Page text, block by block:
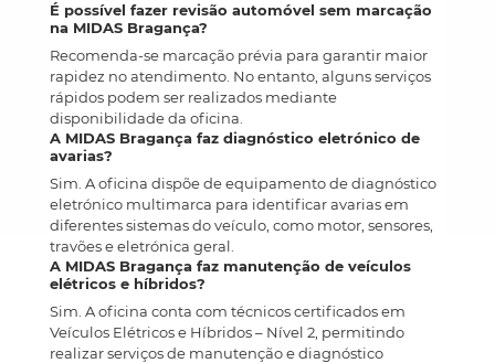
É possível fazer revisão automóvel sem marcação
na MIDAS Bragança?
Recomenda-se marcação prévia para garantir maior
rapidez no atendimento. No entanto, alguns serviços
rápidos podem ser realizados mediante
disponibilidade da oficina.
A MIDAS Bragança faz diagnóstico eletrónico de
avarias?
Sim. A oficina dispõe de equipamento de diagnóstico
eletrónico multimarca para identificar avarias em
diferentes sistemas do veículo, como motor, sensores,
travões e eletrónica geral.
A MIDAS Bragança faz manutenção de veículos
elétricos e híbridos?
Sim. A oficina conta com técnicos certificados em
Veículos Elétricos e Híbridos – Nível 2, permitindo
realizar serviços de manutenção e diagnóstico